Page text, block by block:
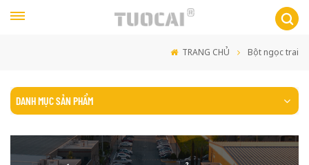
TRANG CHỦ Bột ngọc trai
DANH MỤC SẢN PHẨM